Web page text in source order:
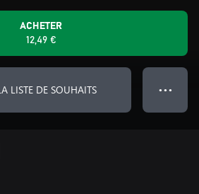
ACHETER
12,49 €
LISTE DE SOUHAITS ● ● ●